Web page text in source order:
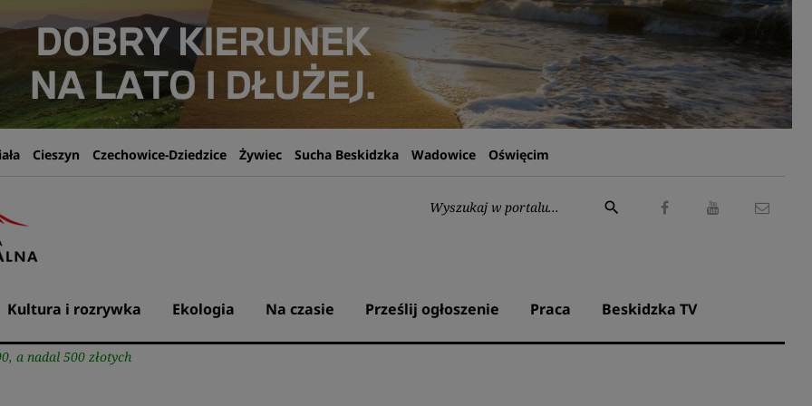
Cieszyn Czechowice-Dziedzice Żywiec Sucha Beskidzka Wadowice Oświęcim
Wyszukaj:
search
Kultura i rozrywka Ekologia Na czasie Prześlij ogłoszenie Praca Beskidzka TV
a nadal 500 złotych